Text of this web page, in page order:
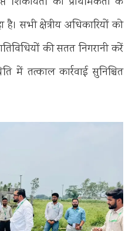
सभी क्षेत्रीय अधिकारियों को
की सतत निगरानी करें
में तत्काल कार्रवाई सुनिश्चित